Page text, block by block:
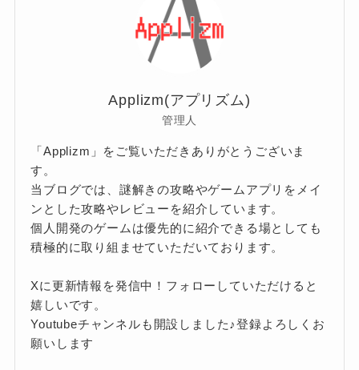
Applizm(アプリズム)
管理人
「Applizm」をご覧いただきありがとうございま
す。
当ブログでは、謎解きの攻略やゲームアプリをメイ
ンとした攻略やレビューを紹介しています。
個人開発のゲームは優先的に紹介できる場としても
積極的に取り組ませていただいております。
Xに更新情報を発信中！フォローしていただけると
嬉しいです。
Youtubeチャンネルも開設しました♪登録よろしくお
願いします